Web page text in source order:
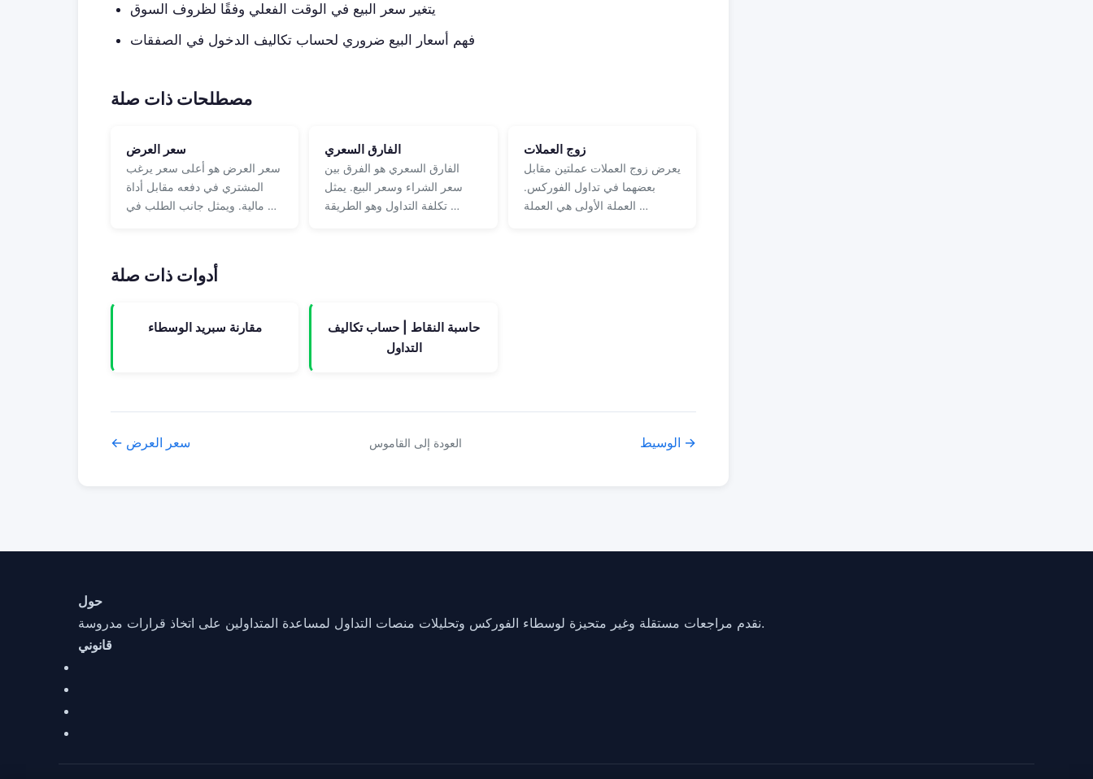
يتغير سعر البيع في الوقت الفعلي وفقًا لظروف السوق
فهم أسعار البيع ضروري لحساب تكاليف الدخول في الصفقات
مصطلحات ذات صلة
سعر العرض
سعر العرض هو أعلى سعر يرغب
المشتري في دفعه مقابل أداة
مالية. ويمثل جانب الطلب في …
الفارق السعري
الفارق السعري هو الفرق بين
سعر الشراء وسعر البيع. يمثل
تكلفة التداول وهو الطريقة …
زوج العملات
يعرض زوج العملات عملتين مقابل
بعضهما في تداول الفوركس.
العملة الأولى هي العملة …
أدوات ذات صلة
مقارنة سبريد الوسطاء
حاسبة النقاط | حساب تكاليف
التداول
← سعر العرض العودة إلى القاموس الوسيط →
حول
نقدم مراجعات مستقلة وغير متحيزة لوسطاء الفوركس وتحليلات منصات التداول لمساعدة المتداولين على اتخاذ قرارات مدروسة.
قانوني